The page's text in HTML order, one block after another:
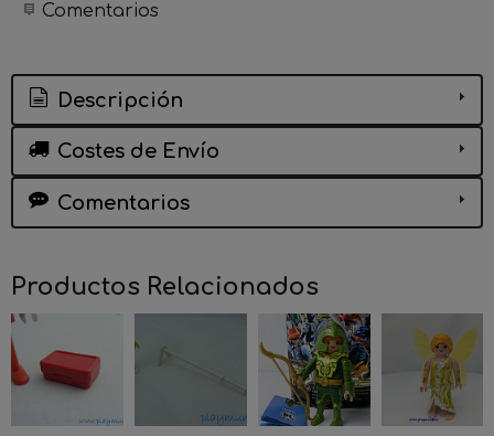
Comentarios
Descripción
Costes de Envío
Comentarios
Productos Relacionados